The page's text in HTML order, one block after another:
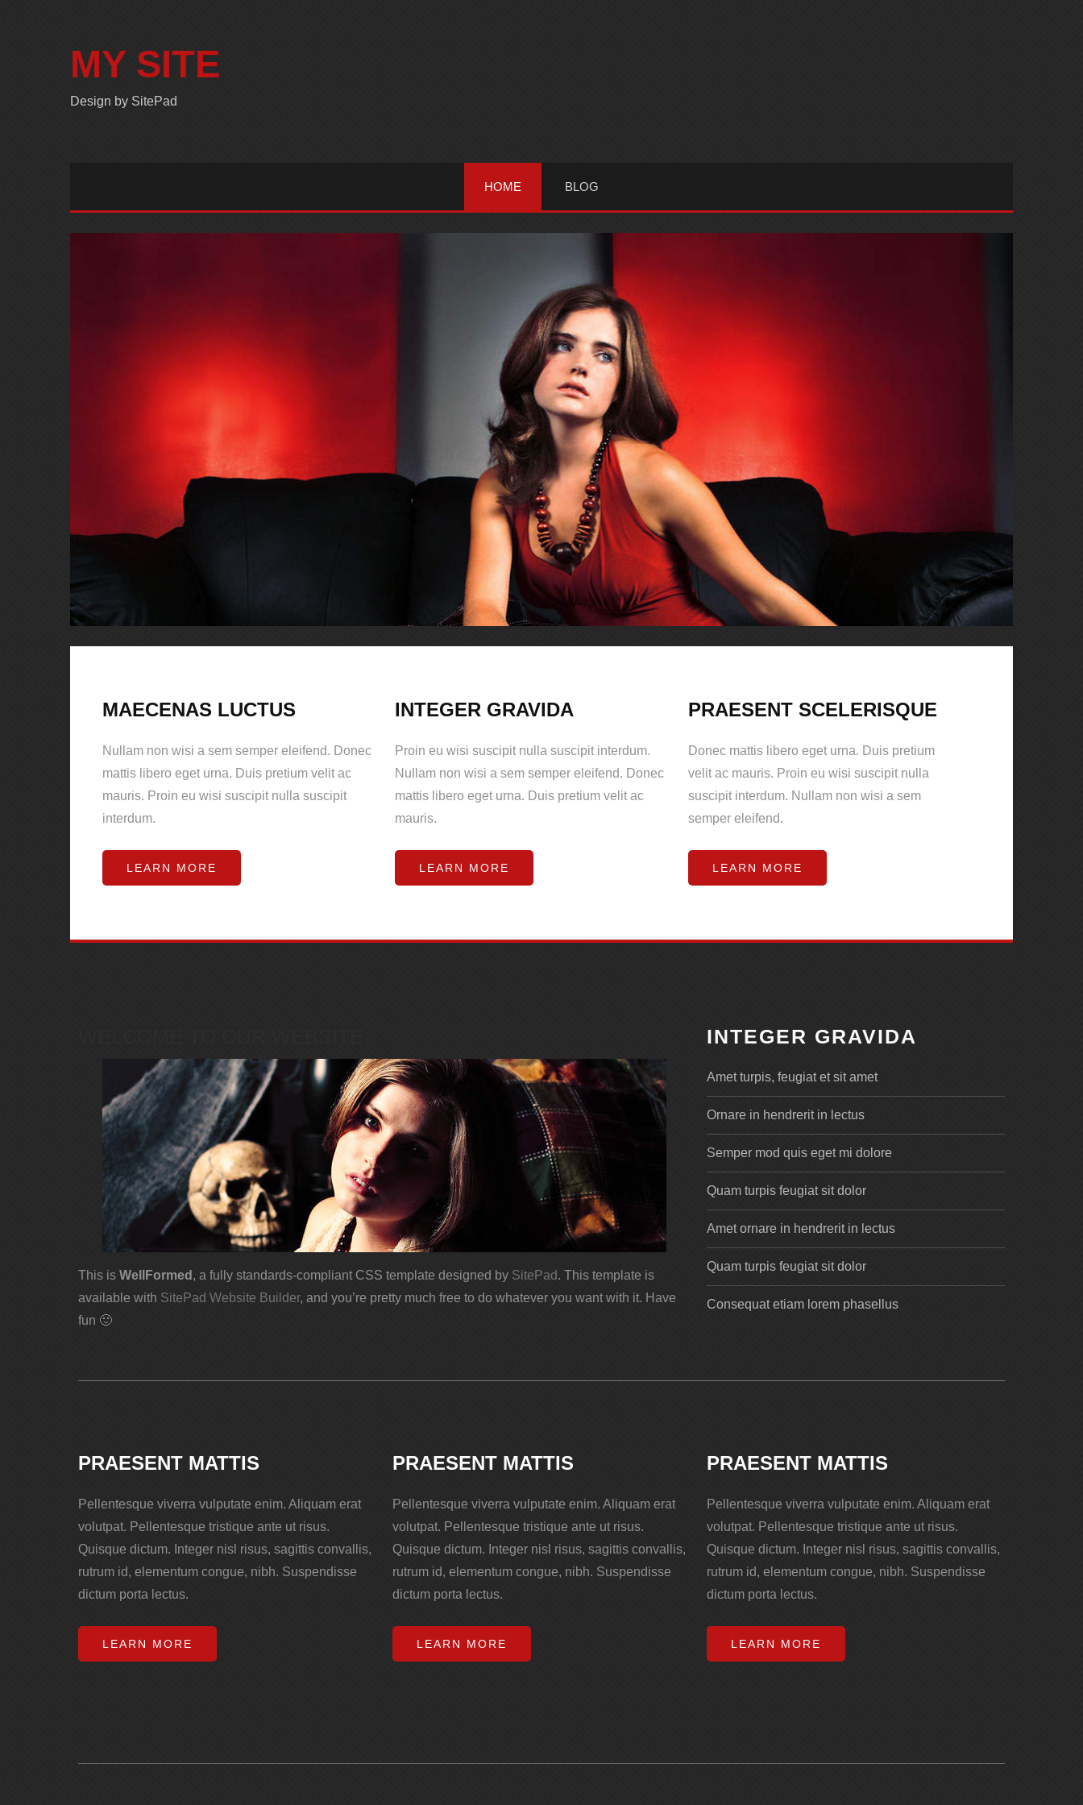
MY SITE
Design by SitePad
HOME BLOG
MAECENAS LUCTUS
Nullam non wisi a sem semper eleifend. Donec
mattis libero eget urna. Duis pretium velit ac
mauris. Proin eu wisi suscipit nulla suscipit
interdum.
LEARN MORE
INTEGER GRAVIDA
Proin eu wisi suscipit nulla suscipit interdum.
Nullam non wisi a sem semper eleifend. Donec
mattis libero eget urna. Duis pretium velit ac
mauris.
LEARN MORE
PRAESENT SCELERISQUE
Donec mattis libero eget urna. Duis pretium
velit ac mauris. Proin eu wisi suscipit nulla
suscipit interdum. Nullam non wisi a sem
semper eleifend.
LEARN MORE
This is WellFormed , a fully standards-compliant CSS template designed by SitePad. This template is
available with SitePad Website Builder, and you’re pretty much free to do whatever you want with it. Have
fun 🙂
INTEGER GRAVIDA
Amet turpis, feugiat et sit amet
Ornare in hendrerit in lectus
Semper mod quis eget mi dolore
Quam turpis feugiat sit dolor
Amet ornare in hendrerit in lectus
Quam turpis feugiat sit dolor
Consequat etiam lorem phasellus
PRAESENT MATTIS
Pellentesque viverra vulputate enim. Aliquam erat
volutpat. Pellentesque tristique ante ut risus.
Quisque dictum. Integer nisl risus, sagittis convallis,
rutrum id, elementum congue, nibh. Suspendisse
dictum porta lectus.
LEARN MORE
PRAESENT MATTIS
Pellentesque viverra vulputate enim. Aliquam erat
volutpat. Pellentesque tristique ante ut risus.
Quisque dictum. Integer nisl risus, sagittis convallis,
rutrum id, elementum congue, nibh. Suspendisse
dictum porta lectus.
LEARN MORE
PRAESENT MATTIS
Pellentesque viverra vulputate enim. Aliquam erat
volutpat. Pellentesque tristique ante ut risus.
Quisque dictum. Integer nisl risus, sagittis convallis,
rutrum id, elementum congue, nibh. Suspendisse
dictum porta lectus.
LEARN MORE